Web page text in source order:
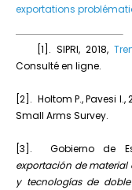
exportations
[1]. SIPRI, 2018,
Consulté en ligne.
[2]. Holtom P., Pavesi I.,
Small Arms Survey.
[3]. Gobierno de
exportación de
y tecnologías de